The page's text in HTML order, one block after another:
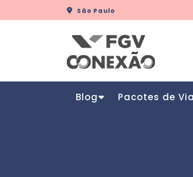
to
São Paulo
Blog Pacotes de